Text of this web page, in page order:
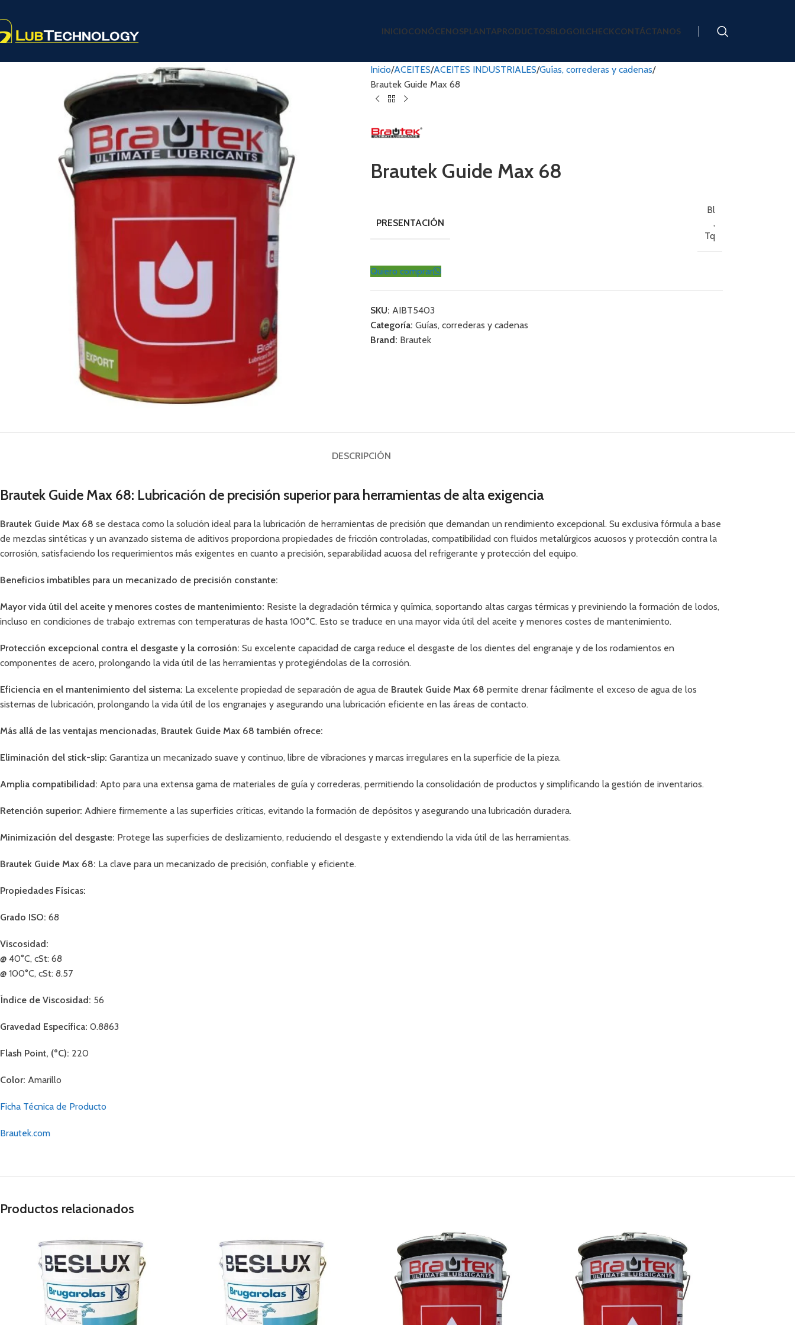
INICIOCONÓCENOSPLANTAPRODUCTOSBLOGOILCHECKCONTÁCTANOS
Inicio ACEITES ACEITES INDUSTRIALES Guías, correderas y cadenas
Brautek Guide Max 68
Brautek Guide Max 68
PRESENTACIÓN
Bl
,
Tq
Quiero comprar
SKU: AIBT5403
Categoría: Guías, correderas y cadenas
Brand: Brautek
DESCRIPCIÓN
Brautek Guide Max 68: Lubricación de precisión superior para herramientas de alta exigencia
Brautek Guide Max 68 se destaca como la solución ideal para la lubricación de herramientas de precisión que demandan un rendimiento excepcional. Su exclusiva fórmula a base
de mezclas sintéticas y un avanzado sistema de aditivos proporciona propiedades de fricción controladas, compatibilidad con fluidos metalúrgicos acuosos y protección contra la
corrosión, satisfaciendo los requerimientos más exigentes en cuanto a precisión, separabilidad acuosa del refrigerante y protección del equipo.
Beneficios imbatibles para un mecanizado de precisión constante:
Mayor vida útil del aceite y menores costes de mantenimiento: Resiste la degradación térmica y química, soportando altas cargas térmicas y previniendo la formación de lodos,
incluso en condiciones de trabajo extremas con temperaturas de hasta 100°C. Esto se traduce en una mayor vida útil del aceite y menores costes de mantenimiento.
Protección excepcional contra el desgaste y la corrosión: Su excelente capacidad de carga reduce el desgaste de los dientes del engranaje y de los rodamientos en
componentes de acero, prolongando la vida útil de las herramientas y protegiéndolas de la corrosión.
Eficiencia en el mantenimiento del sistema: La excelente propiedad de separación de agua de Brautek Guide Max 68 permite drenar fácilmente el exceso de agua de los
sistemas de lubricación, prolongando la vida útil de los engranajes y asegurando una lubricación eficiente en las áreas de contacto.
Más allá de las ventajas mencionadas, Brautek Guide Max 68 también ofrece:
Eliminación del stick-slip: Garantiza un mecanizado suave y continuo, libre de vibraciones y marcas irregulares en la superficie de la pieza.
Amplia compatibilidad: Apto para una extensa gama de materiales de guía y correderas, permitiendo la consolidación de productos y simplificando la gestión de inventarios.
Retención superior: Adhiere firmemente a las superficies críticas, evitando la formación de depósitos y asegurando una lubricación duradera.
Minimización del desgaste: Protege las superficies de deslizamiento, reduciendo el desgaste y extendiendo la vida útil de las herramientas.
Brautek Guide Max 68: La clave para un mecanizado de precisión, confiable y eficiente.
Propiedades Físicas:
Grado ISO: 68
Viscosidad:
@ 40°C, cSt: 68
@ 100°C, cSt: 8.57
Índice de Viscosidad: 56
Gravedad Específica: 0.8863
Flash Point, (ºC): 220
Color: Amarillo
Ficha Técnica de Producto
Brautek.com
Productos relacionados